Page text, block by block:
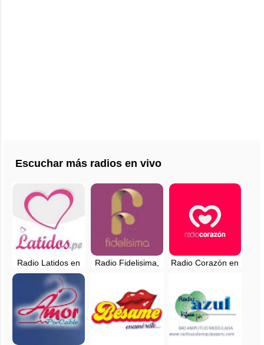
Escuchar más radios en vivo
Radio Latidos en
vivo - 94.7 FM -
Huaral, Lima
Radio Fidelisima,
Radio Corazón en